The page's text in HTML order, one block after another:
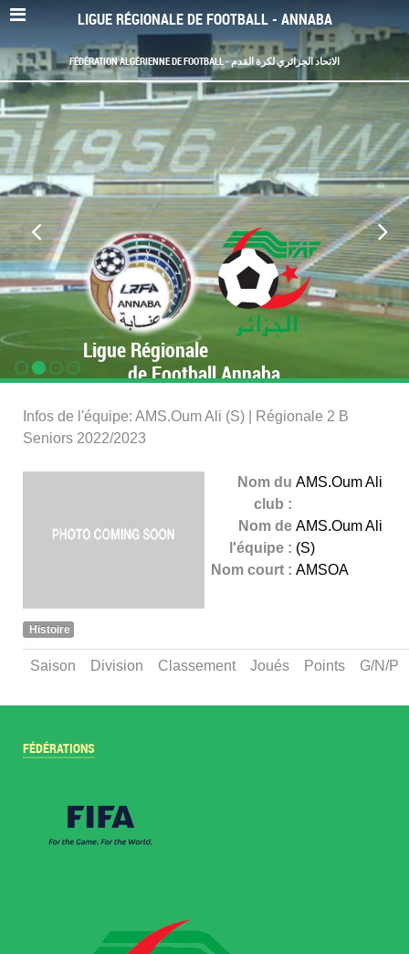
LIGUE RÉGIONALE DE FOOTBALL - ANNABA
FÉDÉRATION ALGÉRIENNE DE FOOTBALL - الاتحاد الجزائري لكرة القدم
Ligue Régionale
de Football Annaba
Infos de l'équipe: AMS.Oum Ali (S) | Régionale 2 B
Seniors 2022/2023
Nom du
club :
AMS.Oum Ali
Nom de
l'équipe :
AMS.Oum Ali
(S)
Nom court : AMSOA
Histoire
Saison Division Classement Joués Points G/N/P
FÉDÉRATIONS